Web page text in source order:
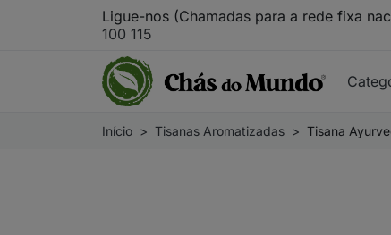
Ligue-nos (Chamadas para a rede fixa
100 115
Início Tisanas Aromatizadas Tisana